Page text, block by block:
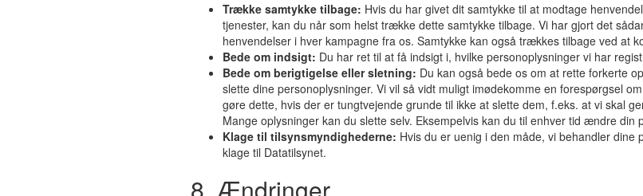
Trække samtykke tilbage: Hvis du har givet dit samtykke til at modtage
tjenester, kan du når som helst trække dette samtykke tilbage. Vi har gjort det
henvendelser i hver kampagne fra os. Samtykke kan også trækkes tilbage ved at
Bede om indsigt: Du har ret til at få indsigt i, hvilke personoplysninger vi har
Bede om berigtigelse eller sletning: Du kan også bede os om at rette forkerte
slette dine personoplysninger. Vi vil så vidt muligt imødekomme en forespørgsel
gøre dette, hvis der er tungtvejende grunde til ikke at slette dem, f.eks. at vi skal
Mange oplysninger kan du slette selv. Eksempelvis kan du til enhver tid ændre din
Klage til tilsynsmyndighederne: Hvis du er uenig i den måde, vi behandler
klage til Datatilsynet.